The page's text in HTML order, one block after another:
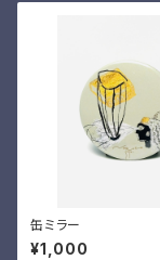
缶ミラー
¥1,000